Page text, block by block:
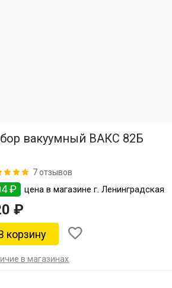
вакуумный ВАКС 82Б
7 отзывов
₽ цена в магазине г. Ленинградская
₽
в магазинах